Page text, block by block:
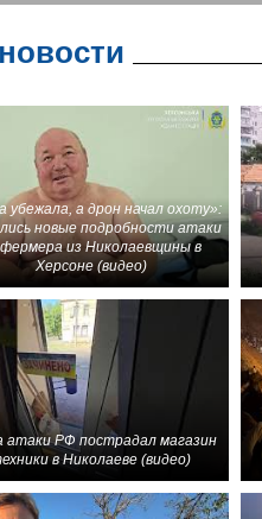
убежала, а дрон начал охоту»:
новые подробности атаки
из Николаевщины в
Херсоне (видео)
атаки РФ пострадал магазин
в Николаеве (видео)